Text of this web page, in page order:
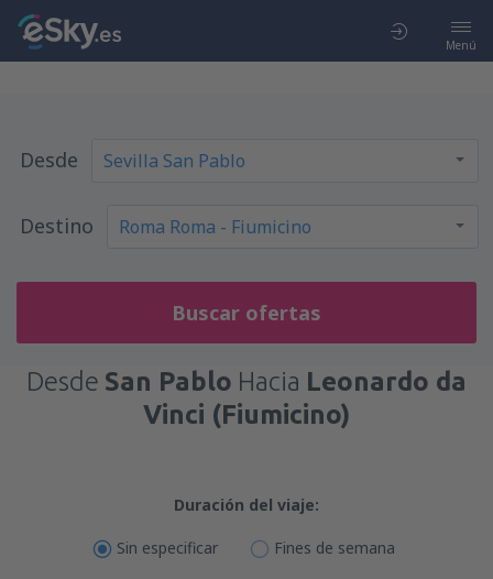
Menú
Desde
Destino
Buscar ofertas
Desde San Pablo Hacia Leonardo da
Vinci (Fiumicino)
Duración del viaje:
Sin especificar Fines de semana